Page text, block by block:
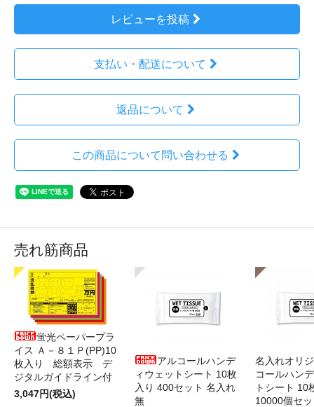
レビューを投稿
支払い・配送について
返品について
この商品について問い合わせる
売れ筋商品
蛍光ペーパープラ
イス Ａ－８１Ｐ(PP)10
枚入り 総額表示 デ
ジタルガイドライン付
3,047円(税込)
アルコールハンデ
ィウェットシート 10枚
入り 400セット 名入れ
無
名入れオリ
コールハン
トシート 10
10000個セ